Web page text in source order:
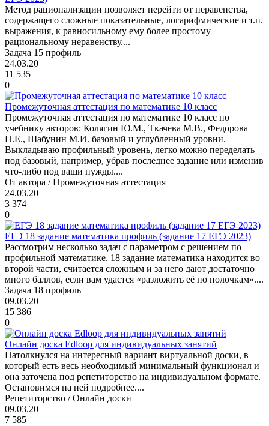
Метод рационализации позволяет перейти от неравенства,
содержащего сложные показательные, логарифмические и т.п.
выражения, к равносильному ему более простому
рациональному неравенству....
Задача 15 профиль
24.03.20
11 535
0
Промежуточная аттестация по математике 10 класс
Промежуточная аттестация по математике 10 класс по
учебнику авторов: Колягин Ю.М., Ткачева М.В., Федорова
Н.Е., Шабунин М.И. базовый и углубленный уровни.
Выкладываю профильный уровень, легко можно переделать
под базовый, например, убрав последнее задание или изменив
что-либо под ваши нужды....
От автора / Промежуточная аттестация
24.03.20
3 374
0
ЕГЭ 18 задание математика профиль (задание 17 ЕГЭ 2023)
Рассмотрим несколько задач с параметром с решением по
профильной математике. 18 задание математика находится во
второй части, считается сложным и за него дают достаточно
много баллов, если вам удастся «разложить её по полочкам»....
Задача 18 профиль
09.03.20
15 386
0
Онлайн доска Edloop для индивидуальных занятий
Натолкнулся на интересный вариант виртуальной доски, в
который есть весь необходимый минимальный функционал и
она заточена под репетиторство на индивидуальном формате.
Остановимся на ней подробнее....
Репетиторство / Онлайн доски
09.03.20
7 585